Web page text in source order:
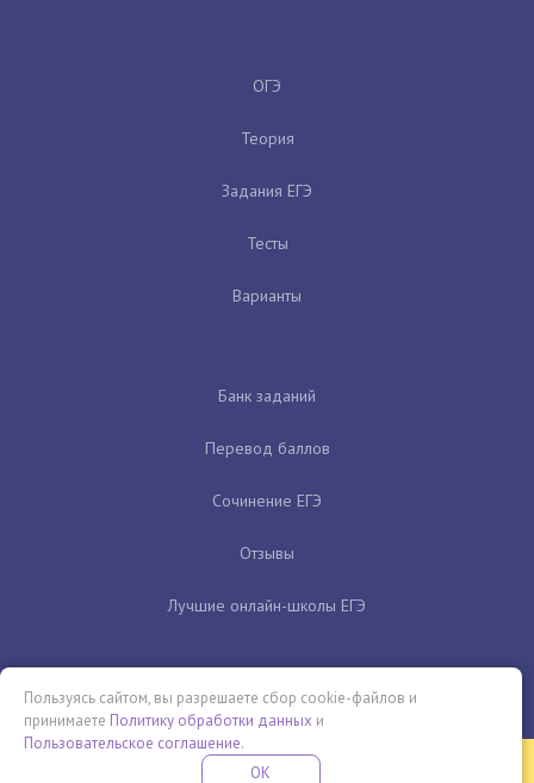
ОГЭ
Теория
Задания ЕГЭ
Тесты
Варианты
Банк заданий
Перевод баллов
Сочинение ЕГЭ
Отзывы
Лучшие онлайн-школы ЕГЭ
Бесплатная летняя школа
Пользуясь сайтом, вы разрешаете сбор cookie-файлов и
принимаете Политику обработки данных и
Пользовательское соглашение.
OK